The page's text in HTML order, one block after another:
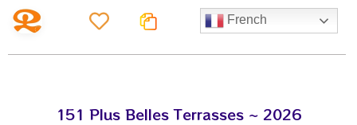
French
151 Plus Belles Terrasses ~ 2026